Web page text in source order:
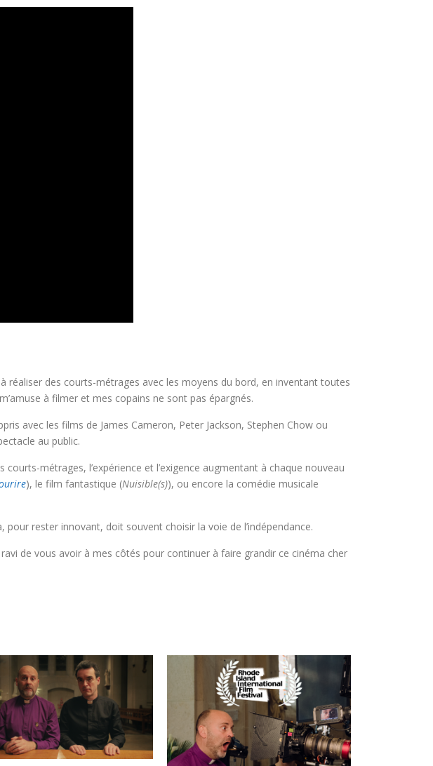
réaliser des courts-métrages avec les moyens du bord, en inventant toutes
à filmer et mes copains ne sont pas épargnés.
avec les films de James Cameron, Peter Jackson, Stephen Chow ou
au public.
métrages, l’expérience et l’exigence augmentant à chaque nouveau
), le film fantastique (Nuisible(s)), ou encore la comédie musicale
rester innovant, doit souvent choisir la voie de l’indépendance.
de vous avoir à mes côtés pour continuer à faire grandir ce cinéma cher